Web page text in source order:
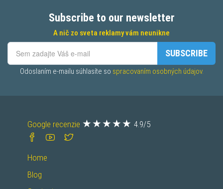
Subscribe to our newsletter
A nič zo sveta reklamy vám neunikne
SUBSCRIBE
Odoslaním e-mailu súhlasíte so spracovaním osobných údajov.
Google recenzie 4.9/5
Home
Blog